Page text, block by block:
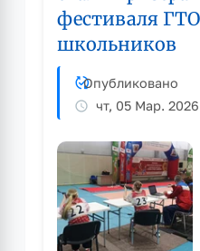
фестиваля
школьников
Опубликовано
чт, 05 Мар.